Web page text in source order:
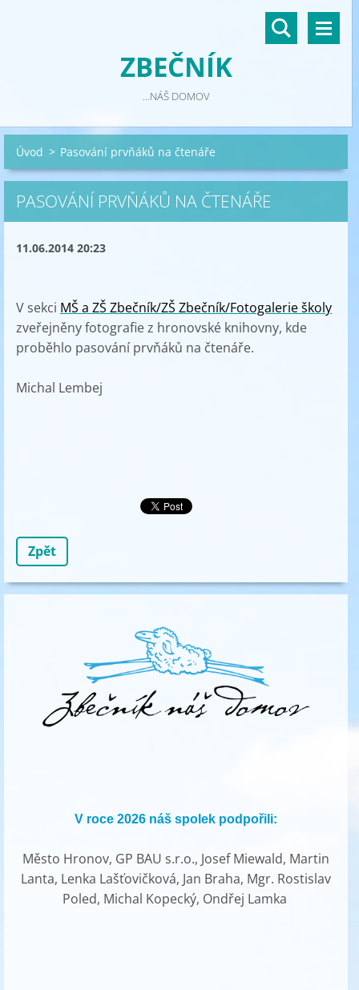
ZBEČNÍK
...NÁŠ DOMOV
Úvod > Pasování prvňáků na čtenáře
PASOVÁNÍ PRVŇÁKŮ NA ČTENÁŘE
11.06.2014 20:23
V sekci MŠ a ZŠ Zbečník/ZŠ Zbečník/Fotogalerie školy
zveřejněny fotografie z hronovské knihovny, kde
proběhlo pasování prvňáků na čtenáře.
Michal Lembej
Zpět
V roce 2026 náš spolek podpořili:
Město Hronov, GP BAU s.r.o., Josef Miewald, Martin
Lanta, Lenka Lašťovičková, Jan Braha, Mgr. Rostislav
Poled, Michal Kopecký, Ondřej Lamka